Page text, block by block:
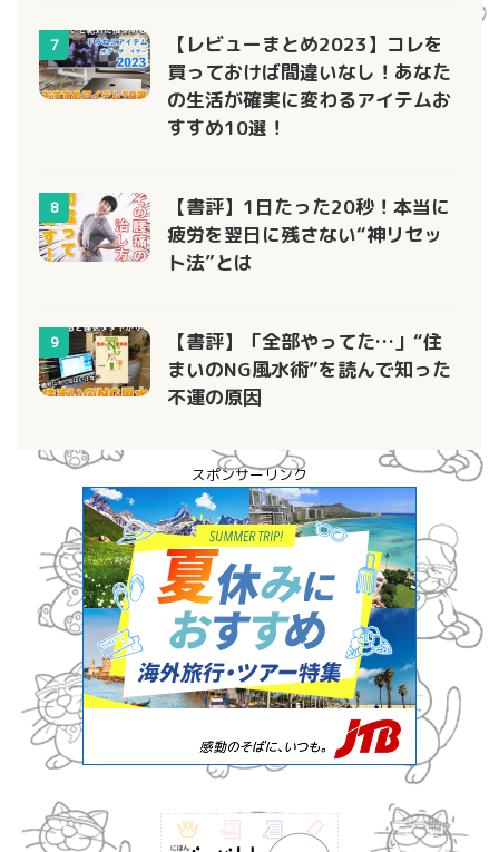
7
【レビューまとめ2023】コレを
買っておけば間違いなし！あなた
の生活が確実に変わるアイテムお
すすめ10選！
8
【書評】1日たった20秒！本当に
疲労を翌日に残さない“神リセッ
ト法”とは
9
【書評】「全部やってた…」“住
まいのNG風水術”を読んで知った
不運の原因
スポンサーリンク